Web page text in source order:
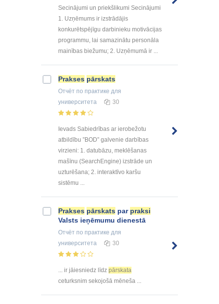
Secinājumi un priekšlikumi Secinājumi
1. Uzņēmums ir izstrādājis
konkurētspējīgu darbinieku motivācijas
programmu, lai samazinātu personāla
mainības biežumu; 2. Uzņēmumā ir ...
Prakses pārskats
Отчёт по практике для
университета
30
Ievads Sabiedrības ar ierobežotu
atbildību ”BOD” galvenie darbības
virzieni: 1. datubāzu, meklēšanas
mašīnu (SearchEngine) izstrāde un
uzturēšana; 2. interaktīvo karšu
sistēmu ...
Prakses pārskats par praksi
Valsts ieņēmumu dienestā
Отчёт по практике для
университета
30
... ir jāiesniedz līdz pārskata
ceturksnim sekojošā mēneša ...